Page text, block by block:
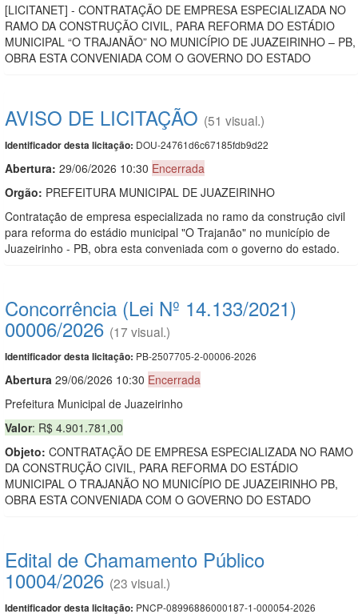
[LICITANET] - CONTRATAÇÃO DE EMPRESA ESPECIALIZADA NO
RAMO DA CONSTRUÇÃO CIVIL, PARA REFORMA DO ESTÁDIO
MUNICIPAL “O TRAJANÃO” NO MUNICÍPIO DE JUAZEIRINHO – PB,
OBRA ESTA CONVENIADA COM O GOVERNO DO ESTADO
AVISO DE LICITAÇÃO (51 visual.)
Identificador desta licitação: DOU-24761d6c67185fdb9d22
Abertura: 29/06/2026 10:30 Encerrada
Orgão: PREFEITURA MUNICIPAL DE JUAZEIRINHO
Contratação de empresa especializada no ramo da construção civil
para reforma do estádio municipal "O Trajanão" no município de
Juazeirinho - PB, obra esta conveniada com o governo do estado.
Concorrência (Lei Nº 14.133/2021)
00006/2026 (17 visual.)
Identificador desta licitação: PB-2507705-2-00006-2026
Abertura 29/06/2026 10:30 Encerrada
Prefeitura Municipal de Juazeirinho
Valor: R$ 4.901.781,00
Objeto: CONTRATAÇÃO DE EMPRESA ESPECIALIZADA NO RAMO
DA CONSTRUÇÃO CIVIL, PARA REFORMA DO ESTÁDIO
MUNICIPAL O TRAJANÃO NO MUNICÍPIO DE JUAZEIRINHO PB,
OBRA ESTA CONVENIADA COM O GOVERNO DO ESTADO
Edital de Chamamento Público
10004/2026 (23 visual.)
Identificador desta licitação: PNCP-08996886000187-1-000054-2026